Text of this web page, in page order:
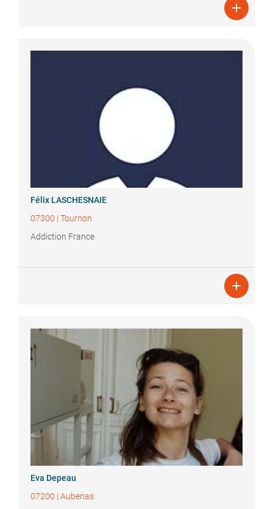

Félix LASCHESNAIE
07300 | Tournon
Addiction France

Eva Depeau
07200 | Aubenas